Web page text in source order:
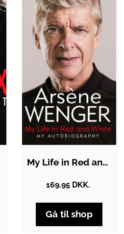
My Life in Red and White
169.95 DKK.
Gå til shop